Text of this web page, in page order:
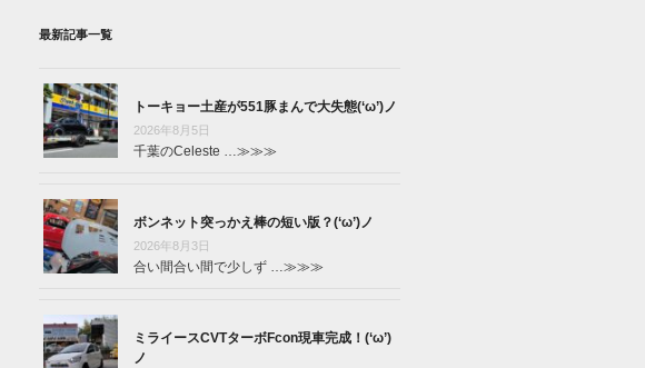
最新記事一覧
トーキョー土産が551豚まんで大失態(‘ω’)ノ
2026年8月5日
千葉のCeleste …≫≫≫
ボンネット突っかえ棒の短い版？(‘ω’)ノ
2026年8月3日
合い間合い間で少しず …≫≫≫
ミライースCVTターボFcon現車完成！(‘ω’)
ノ